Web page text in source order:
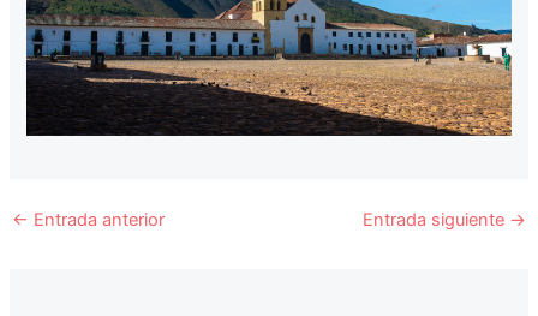
← Entrada anterior Entrada siguiente →